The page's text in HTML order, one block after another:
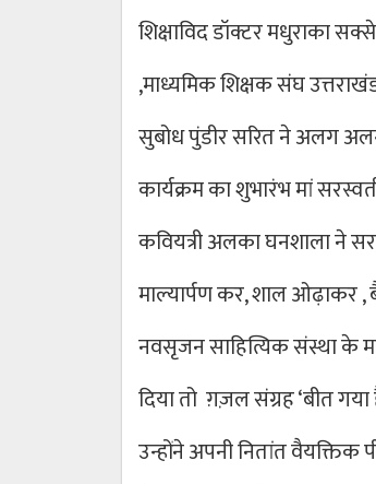
शिक्षाविद डॉक्टर मधुराका
,माध्यमिक शिक्षक संघ
सुबोध पुंडीर सरित ने अलग
कार्यक्रम का शुभारंभ मां
कवियत्री अलका घनशाला ने
माल्यार्पण कर, शाल ओढ़ाकर ,
नवसृजन साहित्यिक संस्था के
दिया तो ग़ज़ल संग्रह ‘बीत
उन्होंने अपनी नितांत